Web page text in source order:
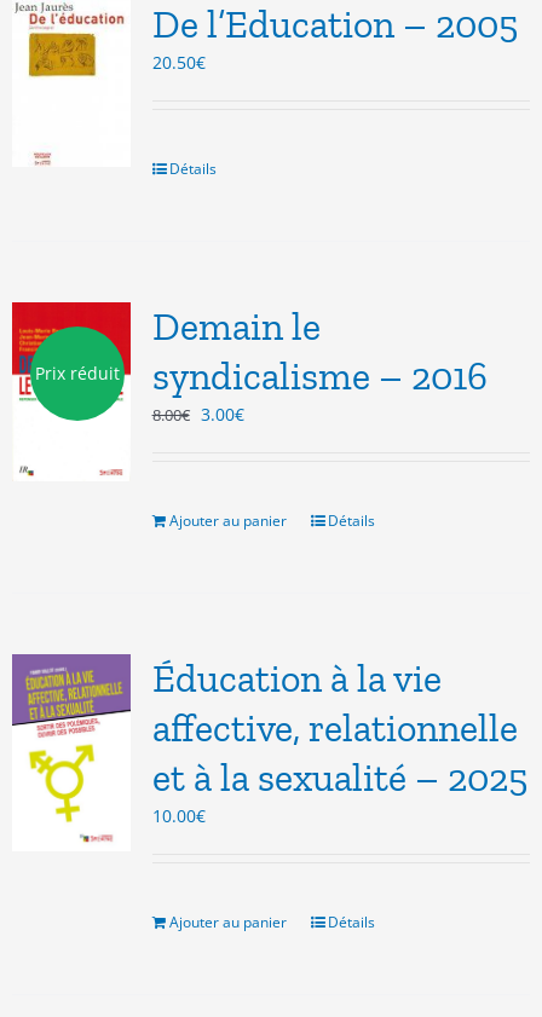
De l’Education – 2005
20.50€
Détails
Prix réduit
Demain le
syndicalisme – 2016
8.00€ Le
8.00€.
3.00€Le
3.00€.
Ajouter au panier Détails
Éducation à la vie
affective, relationnelle
et à la sexualité – 2025
10.00€
Ajouter au panier Détails